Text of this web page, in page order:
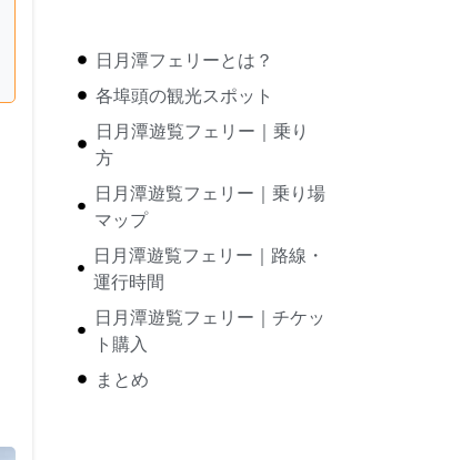
日月潭フェリーとは？
各埠頭の観光スポット
日月潭遊覧フェリー｜乗り
方
日月潭遊覧フェリー｜乗り場
マップ
日月潭遊覧フェリー｜路線・
運行時間
日月潭遊覧フェリー｜チケッ
ト購入
まとめ